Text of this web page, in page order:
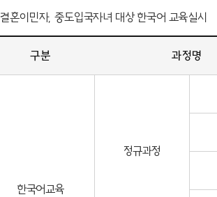
결혼이민자, 중도입국자녀 대상 한국어 교육실시
구분 과정명
한국어교육
정규과정